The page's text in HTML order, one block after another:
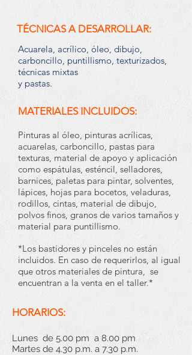
TÉCNICAS A DESARROLLAR:
Acuarela, acrílico, óleo, dibujo,
carboncillo, puntillismo, texturizados,
técnicas mixtas
y pastas.
MATERIALES INCLUIDOS:
Pinturas al óleo, pinturas acrílicas,
acuarelas, carboncillo, pastas para
texturas, material de apoyo y aplicación
como espátulas, esténcil, selladores,
barnices, paletas para pintar, solventes,
lápices, hojas para bocetos, veladuras,
rodillos, cintas, material de dibujo,
polvos finos, granos de varios tamaños y
material para puntillismo.
*Los bastidores y pinceles no están
incluidos. En caso de requerirlos, al igual
que otros materiales de pintura, se
encuentran a la venta en el taller.*
HORARIOS:
Lunes de 5.00 pm a 8.00 pm
Martes de 4.30 p.m. a 7.30 p.m.